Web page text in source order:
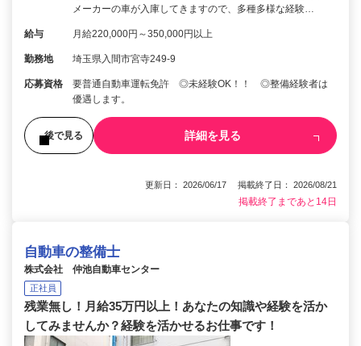
メーカーの車が入庫してきますので、多種多様な経験…
給与 月給220,000円～350,000円以上
勤務地 埼玉県入間市宮寺249-9
応募資格
要普通自動車運転免許 ◎未経験OK！！ ◎整備経験者は
優遇します。
後で見る 詳細を見る
更新日： 2026/06/17 掲載終了日： 2026/08/21
掲載終了まであと14日
自動車の整備士
株式会社 仲池自動車センター
正社員
残業無し！月給35万円以上！あなたの知識や経験を活か
してみませんか？経験を活かせるお仕事です！